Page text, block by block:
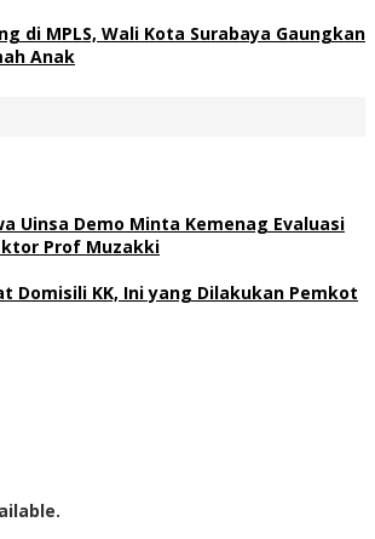
di MPLS, Wali Kota Surabaya Gaungkan
Anak
Uinsa Demo Minta Kemenag Evaluasi
Prof Muzakki
Domisili KK, Ini yang Dilakukan Pemkot